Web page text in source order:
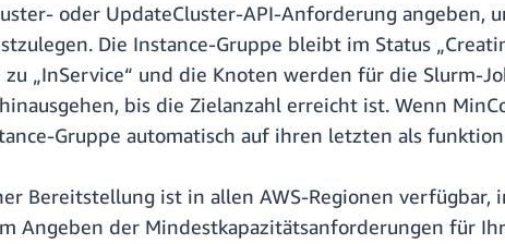
oder UpdateCluster-API-Anforderung angeben,
Die Instance-Gruppe bleibt im Status
„InService“ und die Knoten werden für die Slurm-
bis die Zielanzahl erreicht ist. Wenn
Gruppe automatisch auf ihren letzten als
Bereitstellung ist in allen AWS-Regionen verfügbar,
Angeben der Mindestkapazitätsanforderungen für